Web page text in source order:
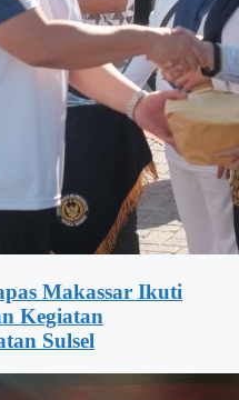
Makassar Ikuti
Kegiatan
Sulsel